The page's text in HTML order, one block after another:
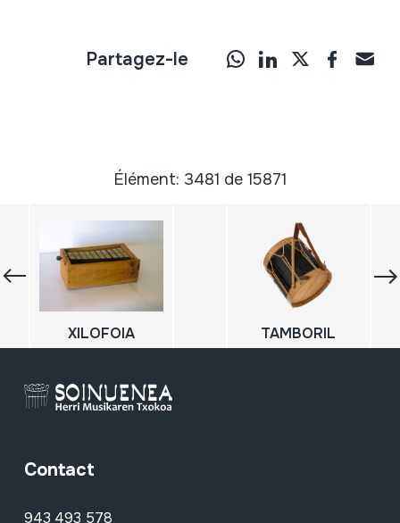
Partagez-le
Élément: 3481 de 15871
XILOFOIA TAMBORIL
Contact
943 493 578